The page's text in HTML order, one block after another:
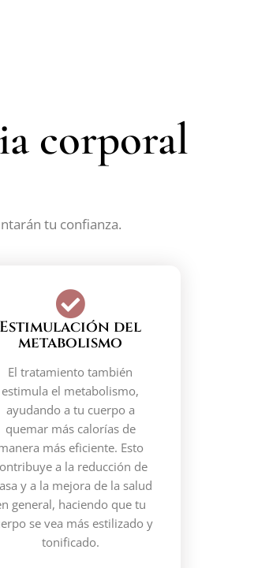
corporal
tu confianza.
Estimulación del
metabolismo
El tratamiento también
estimula el metabolismo,
ayudando a tu cuerpo a
quemar más calorías de
más eficiente. Esto
a la reducción de
y a la mejora de la salud
general, haciendo que tu
se vea más estilizado y
tonificado.